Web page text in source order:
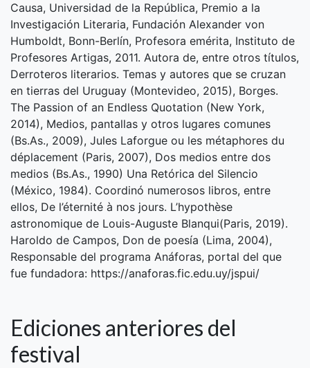
Causa, Universidad de la República, Premio a la
Investigación Literaria, Fundación Alexander von
Humboldt, Bonn-Berlín, Profesora emérita, Instituto de
Profesores Artigas, 2011. Autora de, entre otros títulos,
Derroteros literarios. Temas y autores que se cruzan
en tierras del Uruguay (Montevideo, 2015), Borges.
The Passion of an Endless Quotation (New York,
2014), Medios, pantallas y otros lugares comunes
(Bs.As., 2009), Jules Laforgue ou les métaphores du
déplacement (Paris, 2007), Dos medios entre dos
medios (Bs.As., 1990) Una Retórica del Silencio
(México, 1984). Coordinó numerosos libros, entre
ellos, De l’éternité à nos jours. L’hypothèse
astronomique de Louis-Auguste Blanqui(Paris, 2019).
Haroldo de Campos, Don de poesía (Lima, 2004),
Responsable del programa Anáforas, portal del que
fue fundadora: https://anaforas.fic.edu.uy/jspui/
Ediciones anteriores del
festival